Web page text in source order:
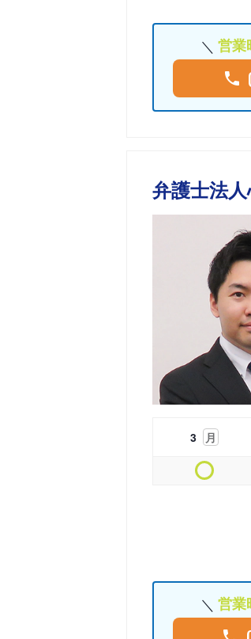
営業
弁護士法
3 月
営業